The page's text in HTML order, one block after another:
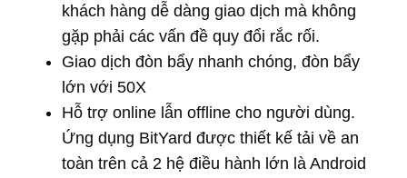
khách hàng dễ dàng giao dịch mà không
gặp phải các vấn đề quy đổi rắc rối.
Giao dịch đòn bẩy nhanh chóng, đòn bẩy
lớn với 50X
Hỗ trợ online lẫn offline cho người dùng.
Ứng dụng BitYard được thiết kế tải về an
toàn trên cả 2 hệ điều hành lớn là Android